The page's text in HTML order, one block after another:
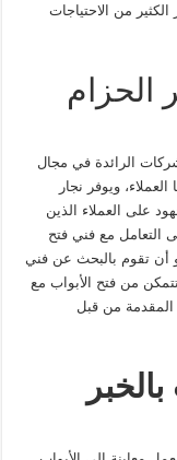
من الاحتياجات
الحزام
الرائدة في مجال
ويوفر نجار
على العملاء الذين
التعامل مع فني فتح
أن تقوم بالبحث عن فني
من فتح الأبواب مع
من قبل